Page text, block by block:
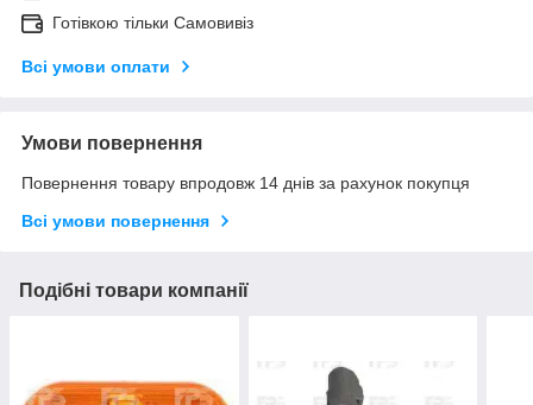
Готівкою тільки Самовивіз
Всі умови оплати
Умови повернення
Повернення товару впродовж 14 днів за рахунок покупця
Всі умови повернення
Подібні товари компанії